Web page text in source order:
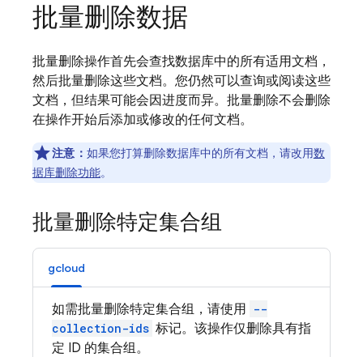
批量删除数据
批量删除操作首先会查找数据库中的所有适用文档，
然后批量删除这些文档。您仍然可以查询或阅读这些
文档，但结果可能会因进度而异。批量删除不会删除
在操作开始后添加或修改的任何文档。
注意： 如果您打算删除数据库中的所有文档，请改用数
据库删除功能。
批量删除特定集合组
gcloud
如需批量删除特定集合组，请使用 --
collection-ids 标记。该操作仅删除具有指
定 ID 的集合组。